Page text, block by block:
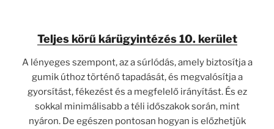
Teljes körű kárügyintézés 10. kerület
A lényeges szempont, az a súrlódás, amely biztosítja a
gumik úthoz történő tapadását, és megvalósítja a
gyorsítást, fékezést és a megfelelő irányítást. És ez
sokkal minimálisabb a téli időszakok során, mint
nyáron. De egészen pontosan hogyan is előzhetjük